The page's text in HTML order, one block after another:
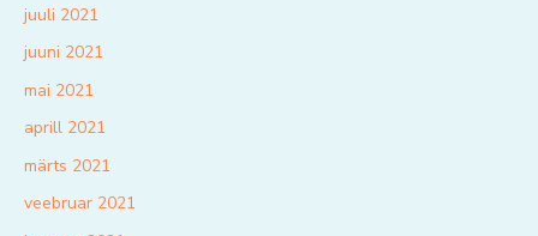
juuli 2021
juuni 2021
mai 2021
aprill 2021
märts 2021
veebruar 2021